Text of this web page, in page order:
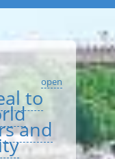
open
to
and